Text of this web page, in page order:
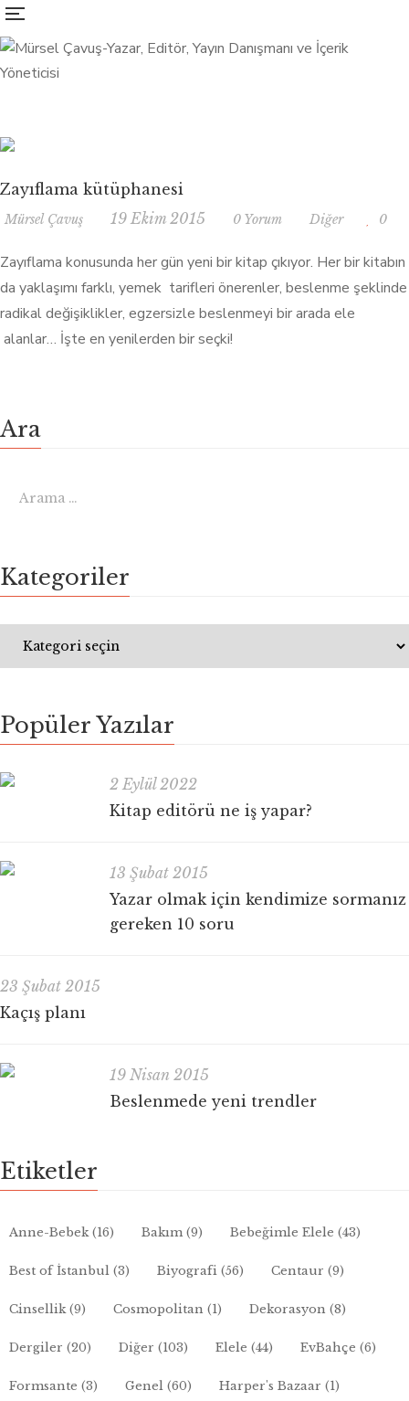
Zayıflama kütüphanesi
Mürsel Çavuş 19 Ekim 2015 0 Yorum Diğer 0
Zayıflama konusunda her gün yeni bir kitap çıkıyor. Her bir kitabın
da yaklaşımı farklı, yemek tarifleri önerenler, beslenme şeklinde
radikal değişiklikler, egzersizle beslenmeyi bir arada ele
alanlar… İşte en yenilerden bir seçki!
Ara
Kategoriler
Popüler Yazılar
2 Eylül 2022
Kitap editörü ne iş yapar?
13 Şubat 2015
Yazar olmak için kendimize sormanız
gereken 10 soru
23 Şubat 2015
Kaçış planı
19 Nisan 2015
Beslenmede yeni trendler
Etiketler
Anne-Bebek(16) Bakım(9) Bebeğimle Elele (43)
Best of İstanbul (3) Biyografi (56) Centaur (9)
Cinsellik(9) Cosmopolitan (1) Dekorasyon (8)
Dergiler (20) Diğer (103) Elele (44) EvBahçe (6)
Formsante (3) Genel (60) Harper's Bazaar (1)